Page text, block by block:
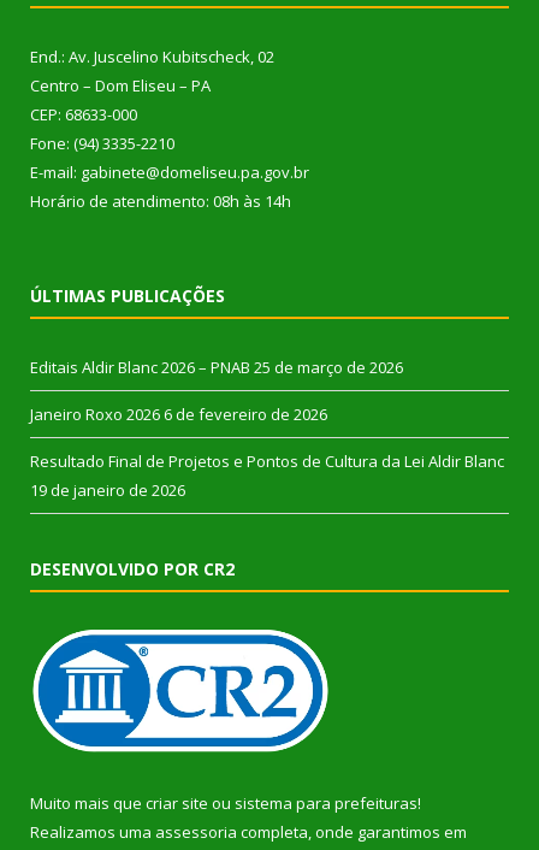
End.: Av. Juscelino Kubitscheck, 02
Centro – Dom Eliseu – PA
CEP: 68633-000
Fone: (94) 3335-2210
E-mail: gabinete@domeliseu.pa.gov.br
Horário de atendimento: 08h às 14h
ÚLTIMAS PUBLICAÇÕES
Editais Aldir Blanc 2026 – PNAB 25 de março de 2026
Janeiro Roxo 2026 6 de fevereiro de 2026
Resultado Final de Projetos e Pontos de Cultura da Lei Aldir Blanc
19 de janeiro de 2026
DESENVOLVIDO POR CR2
Muito mais que criar site ou sistema para prefeituras!
Realizamos uma assessoria completa, onde garantimos em